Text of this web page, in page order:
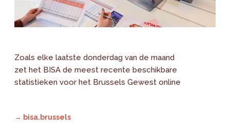
Zoals elke laatste donderdag van de maand
zet het BISA de meest recente beschikbare
statistieken voor het Brussels Gewest online
→ bisa.brussels